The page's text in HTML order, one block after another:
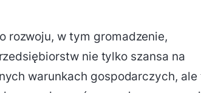
rozwoju, w tym gromadzenie,
nie tylko szansa na
warunkach gospodarczych, ale